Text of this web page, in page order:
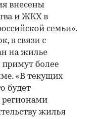
внесены
и ЖКХ в
семьи».
в связи с
на жилье
примут более
«В текущих
будет
регионами
жилья